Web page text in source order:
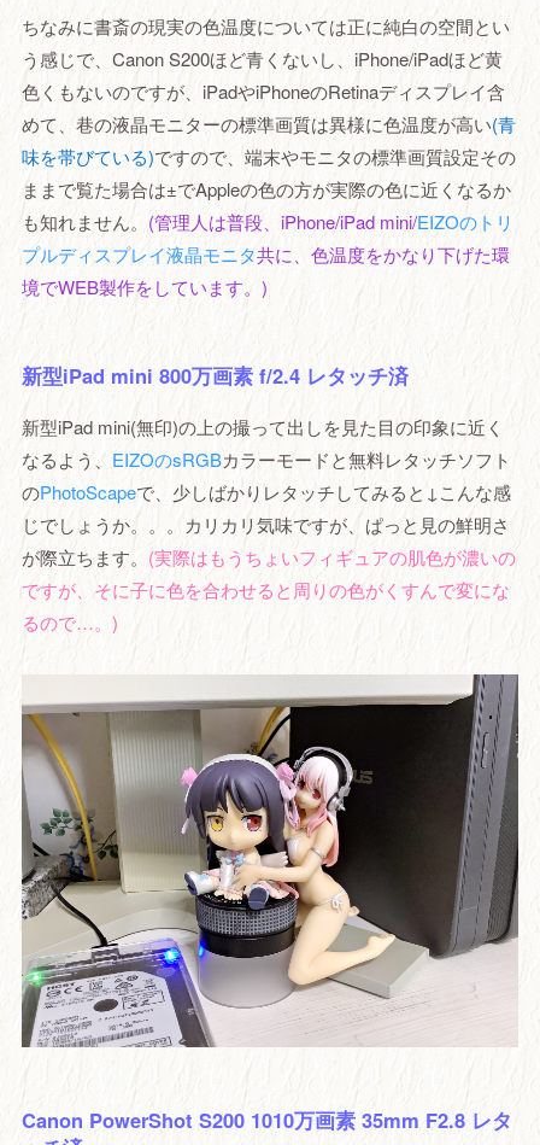
ちなみに書斎の現実の色温度については正に純白の空間とい
う感じで、Canon S200ほど青くないし、iPhone/iPadほど黄
色くもないのですが、iPadやiPhoneのRetinaディスプレイ含
めて、巷の液晶モニターの標準画質は異様に色温度が高い(青
味を帯びている)ですので、端末やモニタの標準画質設定その
ままで覧た場合は±でAppleの色の方が実際の色に近くなるか
も知れません。 (管理人は普段、iPhone/iPad mini/EIZOのトリ
プルディスプレイ液晶モニタ共に、色温度をかなり下げた環
境でWEB製作をしています。)
新型iPad mini 800万画素 f/2.4 レタッチ済
新型iPad mini(無印)の上の撮って出しを見た目の印象に近く
なるよう、 EIZOのsRGBカラーモードと無料レタッチソフト
のPhotoScapeで、少しばかりレタッチしてみると↓こんな感
じでしょうか。。。カリカリ気味ですが、ぱっと見の鮮明さ
が際立ちます。 (実際はもうちょいフィギュアの肌色が濃いの
ですが、そに子に色を合わせると周りの色がくすんで変にな
るので…。)
Canon PowerShot S200 1010万画素 35mm F2.8 レタ